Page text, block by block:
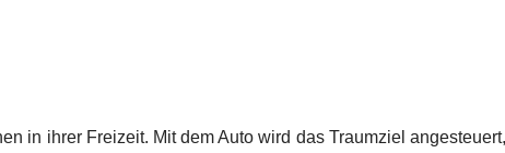
in ihrer Freizeit. Mit dem Auto wird das Traumziel